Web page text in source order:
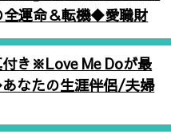
全運命＆転機◆愛職財
き※Love Me Doが最
なたの生涯伴侶/夫婦